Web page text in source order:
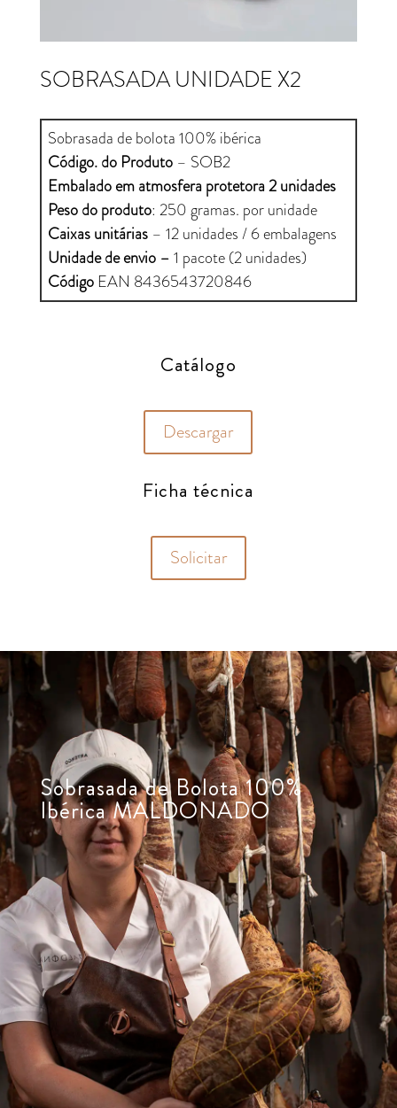
SOBRASADA UNIDADE X2
Sobrasada de bolota 100% ibérica
Código. do Produto– SOB2
Embalado em atmosfera protetora 2 unidades
Peso do produto: 250 gramas. por unidade
Caixas unitárias– 12 unidades / 6 embalagens
Unidade de envio –1 pacote (2 unidades)
CódigoEAN 8436543720846
Catálogo
Descargar
Ficha técnica
Solicitar
Sobrasada de Bolota 100%
Ibérica MALDONADO